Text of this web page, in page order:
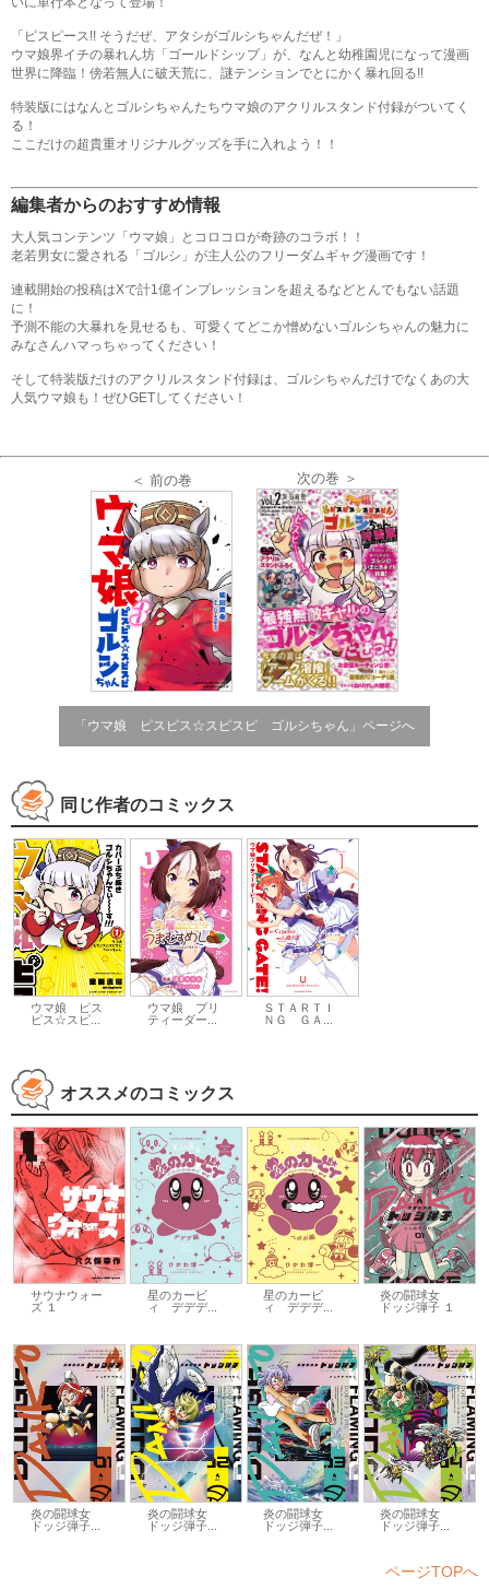
「ピスピース!! そうだぜ、アタシがゴルシちゃんだぜ！」
ウマ娘界イチの暴れん坊「ゴールドシップ」が、なんと幼稚園児になって漫画
世界に降臨！傍若無人に破天荒に、謎テンションでとにかく暴れ回る!!
特装版にはなんとゴルシちゃんたちウマ娘のアクリルスタンド付録がついてく
る！
ここだけの超貴重オリジナルグッズを手に入れよう！！
編集者からのおすすめ情報
大人気コンテンツ「ウマ娘」とコロコロが奇跡のコラボ！！
老若男女に愛される「ゴルシ」が主人公のフリーダムギャグ漫画です！
連載開始の投稿はXで計1億インプレッションを超えるなどとんでもない話題
に！
予測不能の大暴れを見せるも、可愛くてどこか憎めないゴルシちゃんの魅力に
みなさんハマっちゃってください！
そして特装版だけのアクリルスタンド付録は、ゴルシちゃんだけでなくあの大
人気ウマ娘も！ぜひGETしてください！
＜ 前の巻 次の巻 ＞
「ウマ娘 ピスピス☆スピスピ ゴルシちゃん」ページへ
同じ作者のコミックス
ウマ娘 ピス
ピス☆スピ...
ウマ娘 プリ
ティーダー...
ＳＴＡＲＴＩ
ＮＧ ＧＡ...
オススメのコミックス
サウナウォー
ズ １
星のカービ
ィ デデデ...
星のカービ
ィ デデデ...
炎の闘球女
ドッジ弾子 １
炎の闘球女
ドッジ弾子...
炎の闘球女
ドッジ弾子...
炎の闘球女
ドッジ弾子...
炎の闘球女
ドッジ弾子...
ページTOPへ